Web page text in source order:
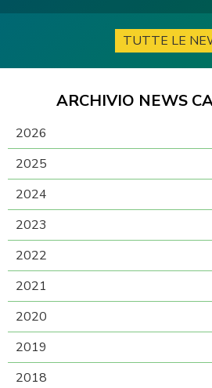
TUTTE LE
ARCHIVIO NEWS
2026
2025
2024
2023
2022
2021
2020
2019
2018